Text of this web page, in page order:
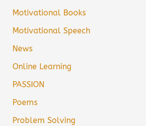
Motivational Books
Motivational Speech
News
Online Learning
PASSION
Poems
Problem Solving